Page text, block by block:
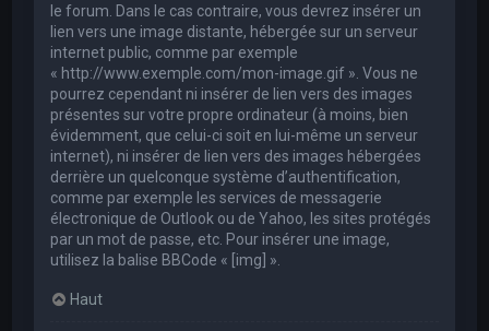
le forum. Dans le cas contraire, vous devrez insérer un
lien vers une image distante, hébergée sur un serveur
internet public, comme par exemple
« http://www.exemple.com/mon-image.gif ». Vous ne
pourrez cependant ni insérer de lien vers des images
présentes sur votre propre ordinateur (à moins, bien
évidemment, que celui-ci soit en lui-même un serveur
internet), ni insérer de lien vers des images hébergées
derrière un quelconque système d’authentification,
comme par exemple les services de messagerie
électronique de Outlook ou de Yahoo, les sites protégés
par un mot de passe, etc. Pour insérer une image,
utilisez la balise BBCode « [img] ».
Haut